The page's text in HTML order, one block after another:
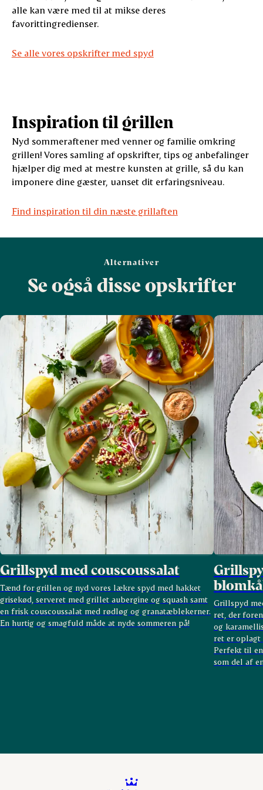
alle kan være med til at mikse deres
favorittingredienser.
Se alle vores opskrifter med spyd
Inspiration til grillen
Nyd sommeraftener med venner og familie omkring
grillen! Vores samling af opskrifter, tips og anbefalinger
hjælper dig med at mestre kunsten at grille, så du kan
imponere dine gæster, uanset dit erfaringsniveau.
Find inspiration til din næste grillaften
Alternativer
Se også disse opskrifter
Grillspyd med couscoussalat
Tænd for grillen og nyd vores lækre spyd med hakket
grisekød, serveret med grillet aubergine og squash samt
en frisk couscoussalat med rødløg og granatæblekerner.
En hurtig og smagfuld måde at nyde sommeren på!
Grillspyd
ret, der
og
ret er oplagt
Perfekt til
som del af